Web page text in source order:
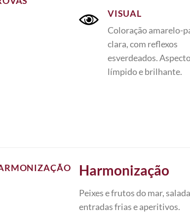
VISUAL
Coloração amarelo-
clara, com reflexos
esverdeados.
límpido e brilhante.
Harmonização
Peixes e frutos do mar,
entradas frias e aperitivos.